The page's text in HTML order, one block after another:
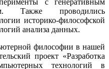
Также проводились
историко-философской
анализа данных.
философии в нашей
проект «Разработка
технологий в